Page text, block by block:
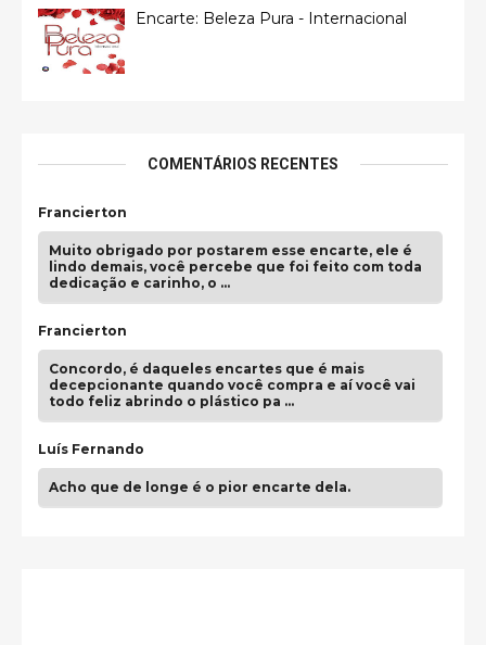
Encarte: Beleza Pura - Internacional
COMENTÁRIOS RECENTES
Francierton
Muito obrigado por postarem esse encarte, ele é
lindo demais, você percebe que foi feito com toda
dedicação e carinho, o …
Francierton
Concordo, é daqueles encartes que é mais
decepcionante quando você compra e aí você vai
todo feliz abrindo o plástico pa …
Luís Fernando
Acho que de longe é o pior encarte dela.